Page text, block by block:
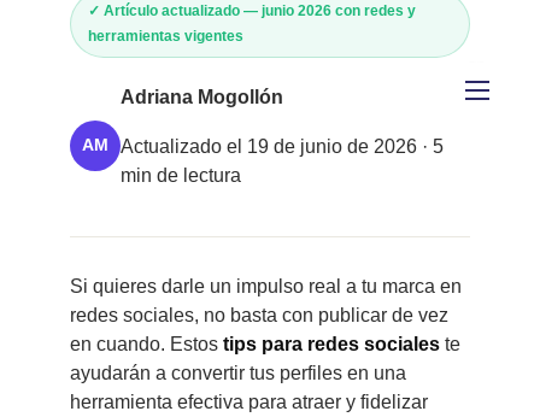
Diseño páginas web
Manejo de Redes Sociales
Emprendedores
Sobre Nosotros
✓ Artículo actualizado — junio 2026 con redes y
herramientas vigentes
AM
Adriana Mogollón
Actualizado el 19 de junio de 2026 · 5
min de lectura
Si quieres darle un impulso real a tu marca en
redes sociales, no basta con publicar de vez
en cuando. Estos tips para redes socialeste
ayudarán a convertir tus perfiles en una
herramienta efectiva para atraer y fidelizar